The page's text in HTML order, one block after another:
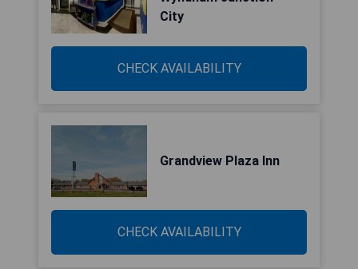
City
CHECK AVAILABILITY
Grandview Plaza Inn
CHECK AVAILABILITY